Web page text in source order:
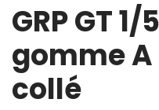
GRP GT
gomme A
collé